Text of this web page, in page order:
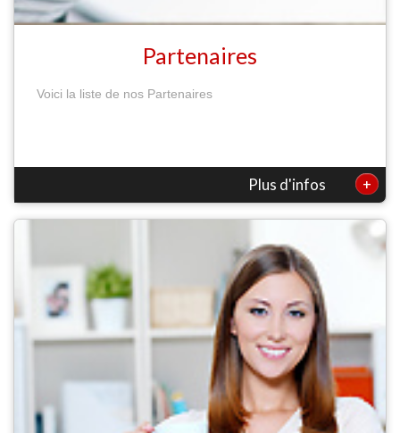
Partenaires
Voici la liste de nos Partenaires
Plus d'infos +